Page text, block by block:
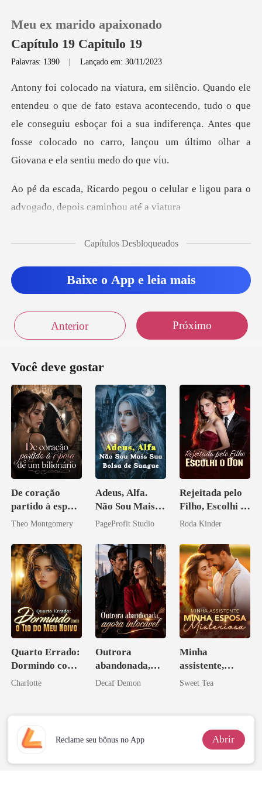
0
Sair
Meu ex marido apaixonado
Capítulo 19 Capitulo 19
Palavras: 1390 |Lançado em: 30/11/2023
a acontecendo, tudo o que
ele conseguiu esboçar foi a sua indiferença. Antes que
fos
celular e ligou para o
advogado
Capítulos Desbloqueados
Baixe o App e leia mais
Anterior Próximo
Você deve gostar
De coração
partido à esposa
de um bilionário
Theo Montgomery
Adeus, Alfa.
Não Sou Mais
Sua Bolsa de
PageProfit Studio
Rejeitada pelo
Filho, Escolhi o
Don
Roda Kinder
Quarto Errado:
Dormindo com
o Tio do Meu
Charlotte
Outrora
abandonada,
agora intocável
Decaf Demon
Minha
assistente,
minha esposa
Sweet Tea
Reclame seu bônus no App Abrir